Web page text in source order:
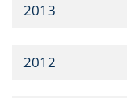
2013
2012